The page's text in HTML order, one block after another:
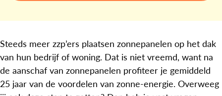
Steeds meer zzp’ers plaatsen zonnepanelen op het dak
van hun bedrijf of woning. Dat is niet vreemd, want na
de aanschaf van zonnepanelen profiteer je gemiddeld
25 jaar van de voordelen van zonne-energie. Overweeg